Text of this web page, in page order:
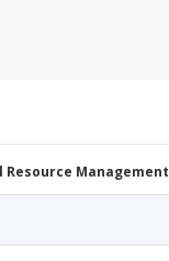
Resource Management